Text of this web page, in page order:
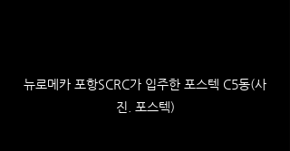
뉴로메카 포항SCRC가 입주한 포스텍 C5동(사
진. 포스텍)